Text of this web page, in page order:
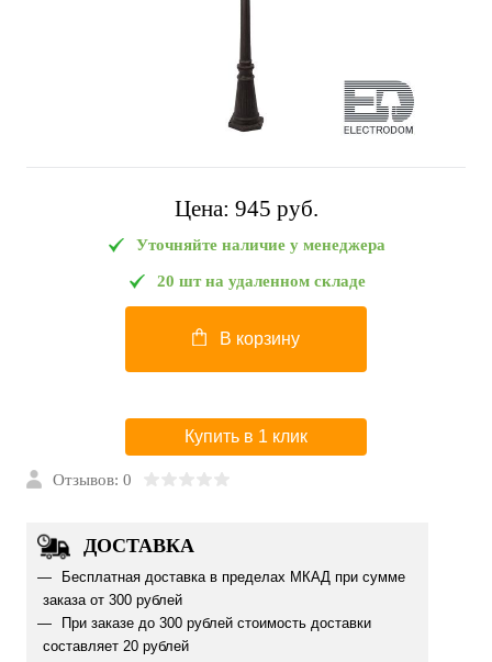
Цена: 945 pуб.
Уточняйте наличие у менеджера
20 шт на удаленном складе
В корзину
Купить в 1 клик
Отзывов: 0
ДОСТАВКА
Бесплатная доставка в пределах МКАД при сумме
заказа от 300 рублей
При заказе до 300 рублей стоимость доставки
составляет 20 рублей